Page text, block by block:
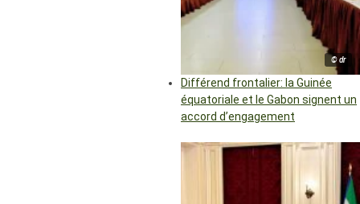
© dr
Différend frontalier: la Guinée
équatoriale et le Gabon signent un
accord d’engagement